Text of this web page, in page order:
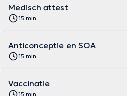
Medisch attest
15 min
Anticonceptie en SOA
15 min
Vaccinatie
15 min